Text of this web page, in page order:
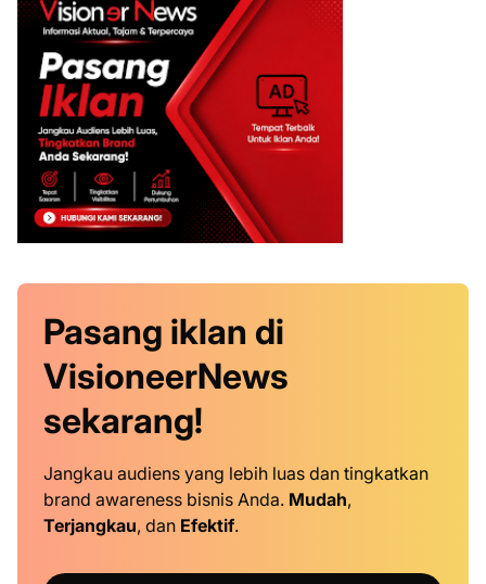
Pasang iklan di
VisioneerNews
sekarang!
Jangkau audiens yang lebih luas dan tingkatkan
brand awareness bisnis Anda. Mudah,
Terjangkau, dan Efektif.